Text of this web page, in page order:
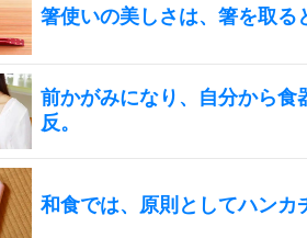
箸使いの美しさは、箸を取る
前かがみになり、自分から食
反。
和食では、原則としてハンカ